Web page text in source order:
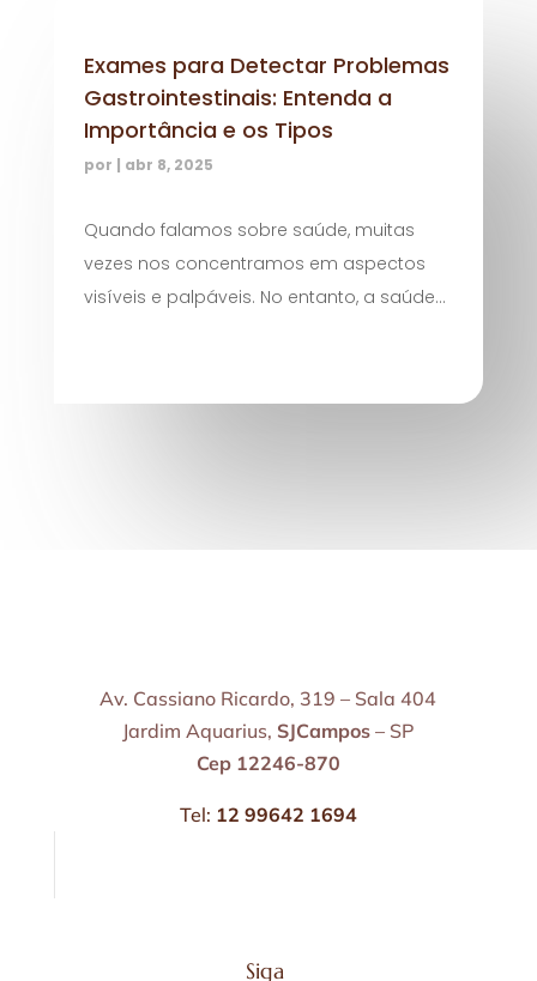
Exames para Detectar Problemas
Gastrointestinais: Entenda a
Importância e os Tipos
por | abr 8, 2025
Quando falamos sobre saúde, muitas
vezes nos concentramos em aspectos
visíveis e palpáveis. No entanto, a saúde...
Av. Cassiano Ricardo, 319 – Sala 404
Jardim Aquarius, SJCampos – SP
Cep 12246-870
Tel: 12 99642 1694
Siga